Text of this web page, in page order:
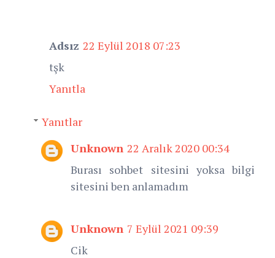
Adsız 22 Eylül 2018 07:23
tşk
Yanıtla
Yanıtlar
Unknown 22 Aralık 2020 00:34
Burası sohbet sitesini yoksa bilgi
sitesini ben anlamadım
Unknown 7 Eylül 2021 09:39
Cik